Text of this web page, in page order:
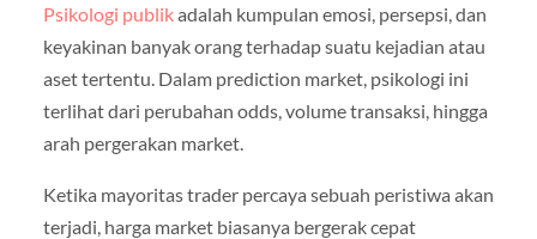
Psikologi publikadalah kumpulan emosi, persepsi, dan
keyakinan banyak orang terhadap suatu kejadian atau
aset tertentu. Dalam prediction market, psikologi ini
terlihat dari perubahan odds, volume transaksi, hingga
arah pergerakan market.
Ketika mayoritas trader percaya sebuah peristiwa akan
terjadi, harga market biasanya bergerak cepat